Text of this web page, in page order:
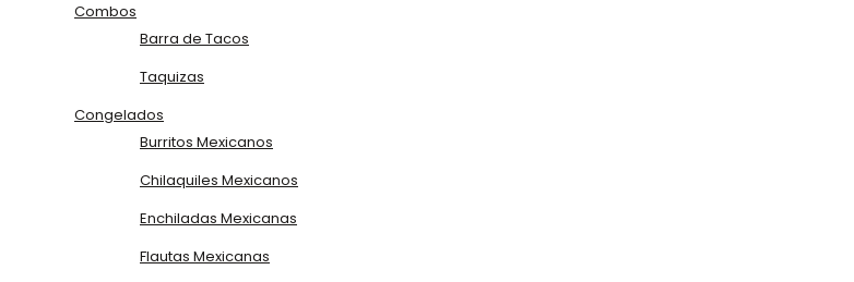
Combos
Barra de Tacos
Taquizas
Congelados
Burritos Mexicanos
Chilaquiles Mexicanos
Enchiladas Mexicanas
Flautas Mexicanas